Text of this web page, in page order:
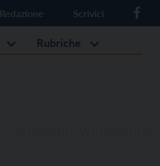
Redazione Scrivici
Rubriche